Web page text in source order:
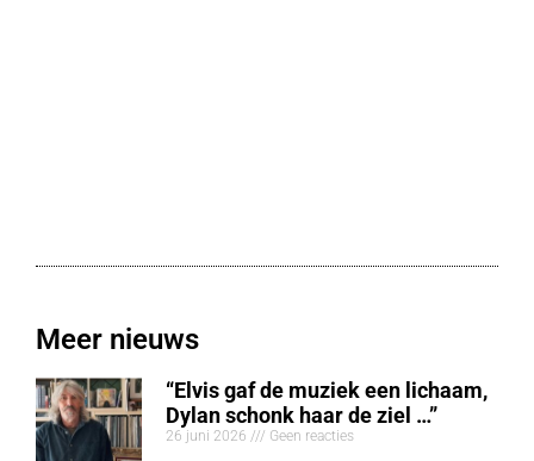
Meer nieuws
“Elvis gaf de muziek een lichaam,
Dylan schonk haar de ziel …”
26 juni 2026 Geen reacties